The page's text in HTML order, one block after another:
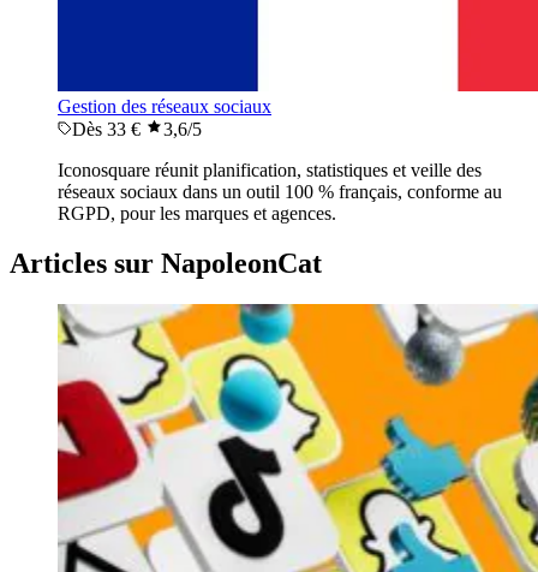
Gestion des réseaux sociaux
Dès 33 €
3,6/5
Iconosquare réunit planification, statistiques et veille des
réseaux sociaux dans un outil 100 % français, conforme au
RGPD, pour les marques et agences.
Articles sur NapoleonCat